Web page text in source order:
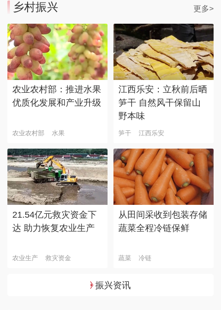
乡村振兴 更多>
农业农村部：推进水果
优质化发展和产业升级
农业农村部 水果
江西乐安：立秋前后晒
笋干 自然风干保留山
野本味
笋干 江西乐安
21.54亿元救灾资金下
达 助力恢复农业生产
农业生产 救灾资金
从田间采收到包装存储
蔬菜全程冷链保鲜
蔬菜 冷链
振兴资讯